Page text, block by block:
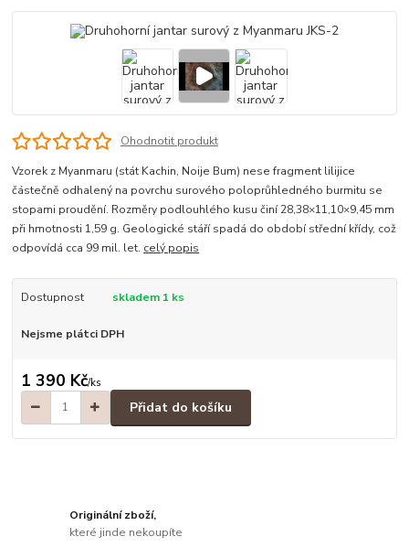
Ohodnotit produkt
Vzorek z Myanmaru (stát Kachin, Noije Bum) nese fragment lilijice
částečně odhalený na povrchu surového poloprůhledného burmitu se
stopami proudění. Rozměry podlouhlého kusu činí 28,38×11,10×9,45 mm
při hmotnosti 1,59 g. Geologické stáří spadá do období střední křídy, což
odpovídá cca 99 mil. let. celý popis
Dostupnost skladem 1 ks
Nejsme plátci DPH
1 390 Kč/ks
Přidat do košíku
Originální zboží,
které jinde nekoupíte